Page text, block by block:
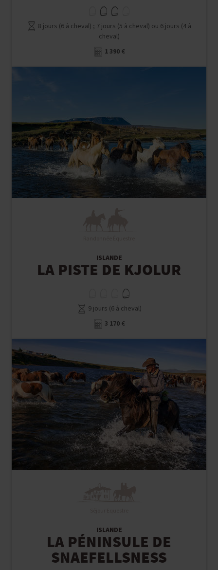
8 jours (6 à cheval) ; 7 jours (5 à cheval) ou 6 jours (4 à
cheval)
1 390 €
ISLANDE
LA PISTE DE KJOLUR
9 jours (6 à cheval)
3 170 €
ISLANDE
LA PÉNINSULE DE
SNAEFELLSNESS